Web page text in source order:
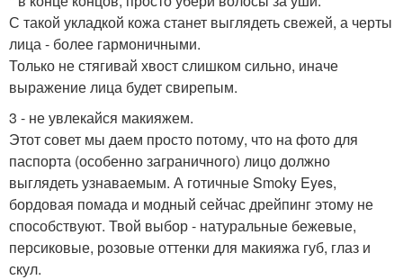
С такой укладкой кожа станет выглядеть свежей, а черты
лица - более гармоничными.
Только не стягивай хвост слишком сильно, иначе
выражение лица будет свирепым.
3 - не увлекайся макияжем.
Этот совет мы даем просто потому, что на фото для
паспорта (особенно заграничного) лицо должно
выглядеть узнаваемым. А готичные Smoky Eyes,
бордовая помада и модный сейчас дрейпинг этому не
способствуют. Твой выбор - натуральные бежевые,
персиковые, розовые оттенки для макияжа губ, глаз и
скул.